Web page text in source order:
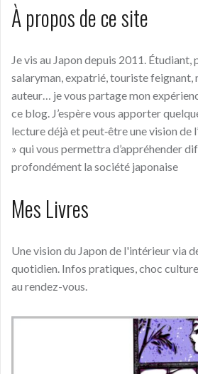
À propos de ce site
Je vis au Japon depuis 2011. Étudiant,
salaryman, expatrié, touriste feignant,
auteur… je vous partage mon
ce blog. J’espère vous apporter
lecture déjà et peut‑être une vision de
» qui vous permettra d’appréhender
profondément la société japonaise
Mes Livres
Une vision du Japon de l'intérieur via
quotidien. Infos pratiques, choc
au rendez-vous.